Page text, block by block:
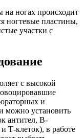
ногах происходит
ногтевые пластины,
участки с
с высокой
и
можно установить
антител, В-
Т-клеток), в работе